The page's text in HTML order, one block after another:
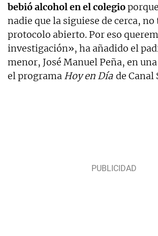
bebió alcohol en el colegio
nadie que la siguiese de cerca,
protocolo abierto. Por eso
investigación», ha añadido el
menor, José Manuel Peña, en
el programa Hoy en Día de Canal